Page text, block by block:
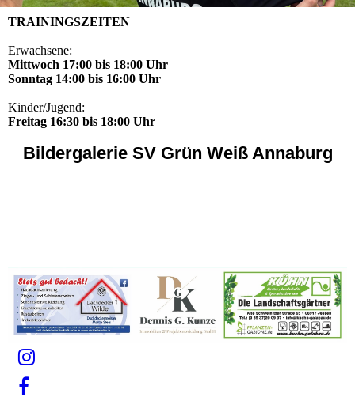
TRAININGSZEITEN
Erwachsene:
Mittwoch 17:00 bis 18:00 Uhr
Sonntag 14:00 bis 16:00 Uhr
Kinder/Jugend:
Freitag 16:30 bis 18:00 Uhr
Bildergalerie SV Grün Weiß Annaburg